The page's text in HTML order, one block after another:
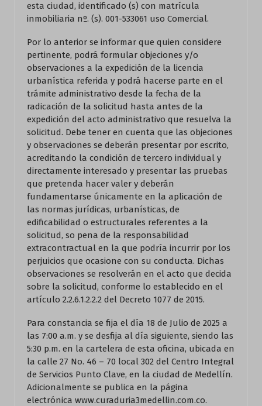
esta ciudad, identificado (s) con matrícula
inmobiliaria nº. (s). 001-533061 uso Comercial.
Por lo anterior se informar que quien considere
pertinente, podrá formular objeciones y/o
observaciones a la expedición de la licencia
urbanística referida y podrá hacerse parte en el
trámite administrativo desde la fecha de la
radicación de la solicitud hasta antes de la
expedición del acto administrativo que resuelva la
solicitud. Debe tener en cuenta que las objeciones
y observaciones se deberán presentar por escrito,
acreditando la condición de tercero individual y
directamente interesado y presentar las pruebas
que pretenda hacer valer y deberán
fundamentarse únicamente en la aplicación de
las normas jurídicas, urbanísticas, de
edificabilidad o estructurales referentes a la
solicitud, so pena de la responsabilidad
extracontractual en la que podría incurrir por los
perjuicios que ocasione con su conducta. Dichas
observaciones se resolverán en el acto que decida
sobre la solicitud, conforme lo establecido en el
artículo 2.2.6.1.2.2.2 del Decreto 1077 de 2015.
Para constancia se fija el día 18 de Julio de 2025 a
las 7:00 a.m. y se desfija al día siguiente, siendo las
5:30 p.m. en la cartelera de esta oficina, ubicada en
la calle 27 No. 46 – 70 local 302 del Centro Integral
de Servicios Punto Clave, en la ciudad de Medellín.
Adicionalmente se publica en la página
electrónica www.curaduria3medellin.com.co.